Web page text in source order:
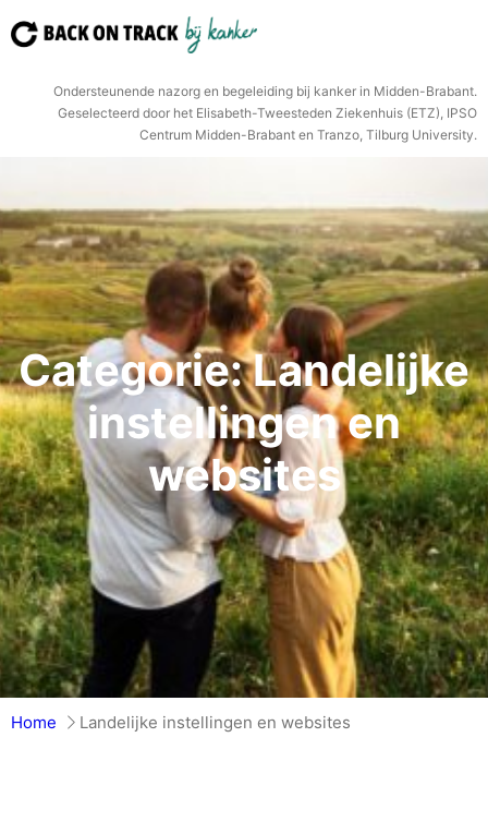
naar
Ondersteunende nazorg en begeleiding bij kanker in Midden-Brabant.
Geselecteerd door het Elisabeth-Tweesteden Ziekenhuis (ETZ), IPSO
Centrum Midden-Brabant en Tranzo, Tilburg University.
Categorie:Landelijke
instellingen en
websites
Home Landelijke instellingen en websites